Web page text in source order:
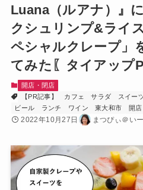
Luana（ルアナ）』
クシュリンプ&ライ
ペシャルクレープ」
てみた〖タイアップ
開店・閉店
【PR記事】
カフェ サラダ スイー
ビール
ランチ ワイン 東大和市 開店
2022年10月27日 まつぴぃ＠い